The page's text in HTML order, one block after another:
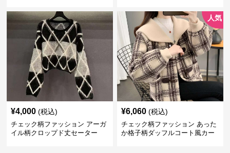
¥4,000 (税込)
チェック柄ファッション アーガ
イル柄クロップド丈セーター
人気
¥6,060 (税込)
チェック柄ファッション あった
か格子柄ダッフルコート風カー